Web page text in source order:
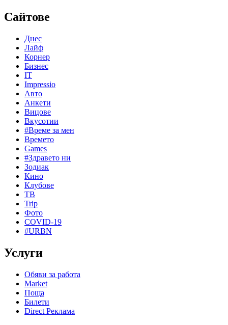
Сайтове
Днес
Лайф
Корнер
Бизнес
IT
Impressio
Авто
Анкети
Вицове
Вкусотии
#Време за мен
Времето
Games
#Здравето ни
Зодиак
Кино
Клубове
ТВ
Trip
Фото
COVID-19
#URBN
Услуги
Обяви за работа
Market
Поща
Билети
Direct Реклама